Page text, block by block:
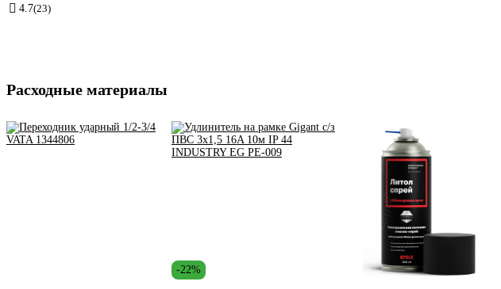
4.7(23)
Расходные материалы
-22%